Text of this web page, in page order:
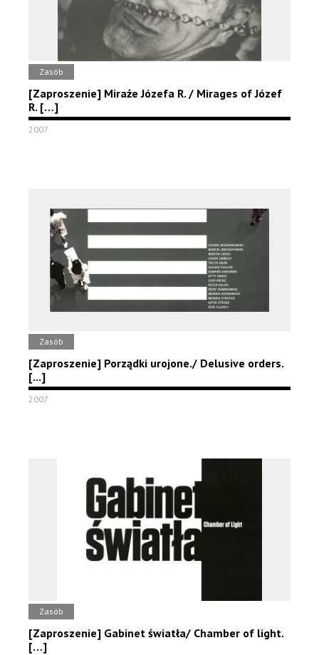
Zasób
[Zaproszenie] Miraże Józefa R. / Mirages of Józef
R. […]
2007
Zasób
[Zaproszenie] Porządki urojone./ Delusive orders.
[...]
2007
Zasób
[Zaproszenie] Gabinet światła/ Chamber of light.
[…]